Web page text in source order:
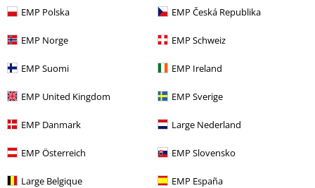
EMP Polska EMP Česká Republika
EMP Norge EMP Schweiz
EMP Suomi EMP Ireland
EMP United Kingdom EMP Sverige
EMP Danmark Large Nederland
EMP Österreich EMP Slovensko
Large Belgique EMP España
Vidd
Längd
För kort
Perfekt
Verifierad recension
Kommentar